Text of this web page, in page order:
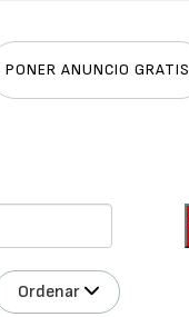
PONER ANUNCIO GRATIS
Ordenar